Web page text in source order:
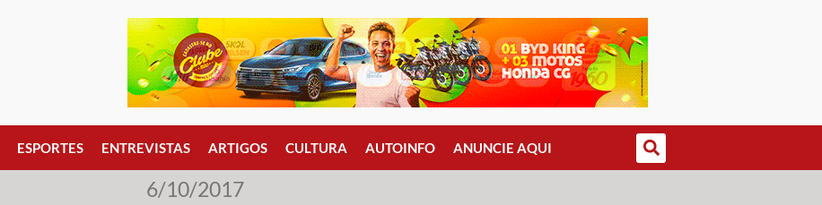
ESPORTES ENTREVISTAS ARTIGOS CULTURA AUTOINFO ANUNCIE AQUI
6/10/2017